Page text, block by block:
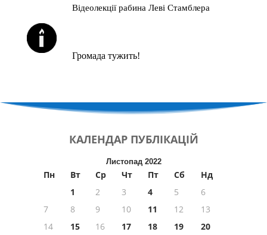
Відеолекції рабина Леві Стамблера
Громада тужить!
КАЛЕНДАР ПУБЛІКАЦІЙ
Листопад 2022
Пн Вт Ср Чт Пт Сб
Нд
1
2 3 4 5
6
7
8 9 10 11 12
13
14
15 16 17 18 19
20